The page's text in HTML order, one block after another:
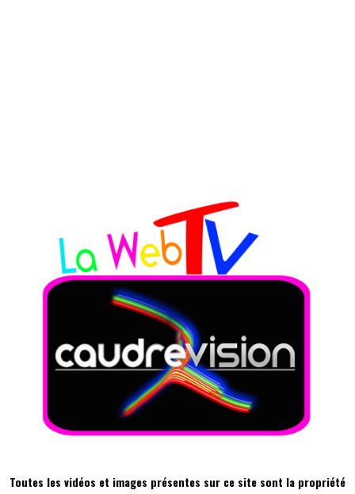
Toutes les vidéos et images présentes sur ce site sont la propriété